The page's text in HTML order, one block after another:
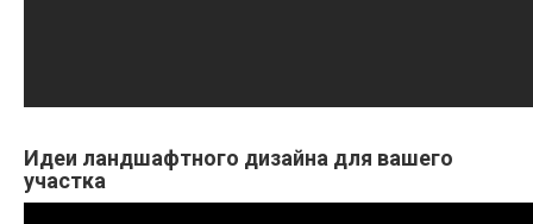
Идеи ландшафтного дизайна для вашего
участка